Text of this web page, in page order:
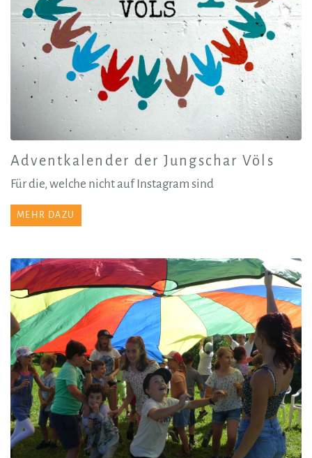
Adventkalender der Jungschar Völs
Für die, welche nicht auf Instagram sind
MEHR DAZU